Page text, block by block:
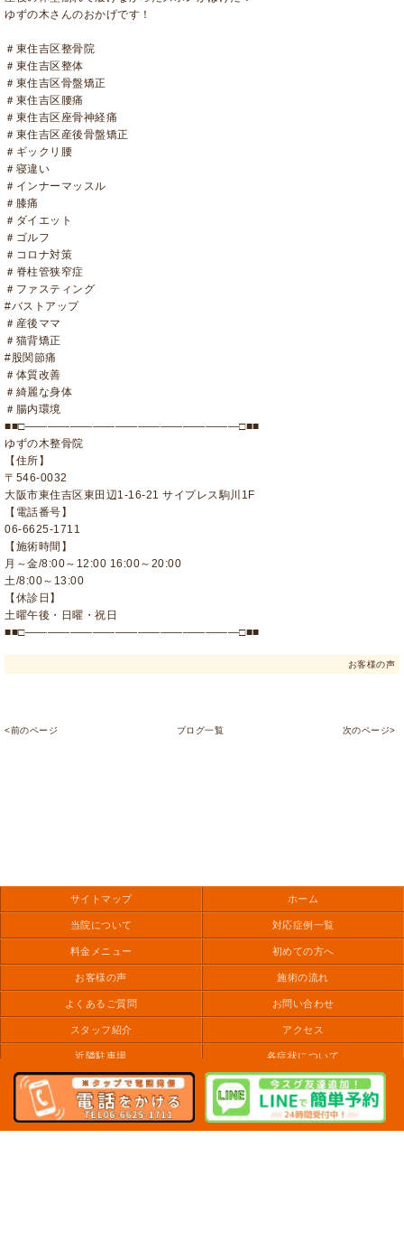
ゆずの木さんのおかげです！
＃東住吉区整骨院
＃東住吉区整体
＃東住吉区骨盤矯正
＃東住吉区腰痛
＃東住吉区座骨神経痛
＃東住吉区産後骨盤矯正
＃ギックリ腰
＃寝違い
＃インナーマッスル
＃膝痛
＃ダイエット
＃ゴルフ
＃コロナ対策
＃脊柱管狭窄症
＃ファスティング
#バストアップ
＃産後ママ
＃猫背矯正
#股関節痛
＃体質改善
＃綺麗な身体
＃腸内環境
■■□―――――――――――――――――――□■■
ゆずの木整骨院
【住所】
〒546-0032
大阪市東住吉区東田辺1-16-21 サイプレス駒川1F
【電話番号】
06-6625-1711
【施術時間】
月～金/8:00～12:00 16:00～20:00
土/8:00～13:00
【休診日】
土曜午後・日曜・祝日
■■□―――――――――――――――――――□■■
お客様の声
<前のページ ブログ一覧 次のページ>
サイトマップ ホーム
当院について 対応症例一覧
料金メニュー 初めての方へ
お客様の声 施術の流れ
よくあるご質問 お問い合わせ
スタッフ紹介 アクセス
近隣駐車場 各症状について
身体の豆知識 お知らせ
Copyright (C) 2026 ゆずの木整骨院. All Rights Reserved.